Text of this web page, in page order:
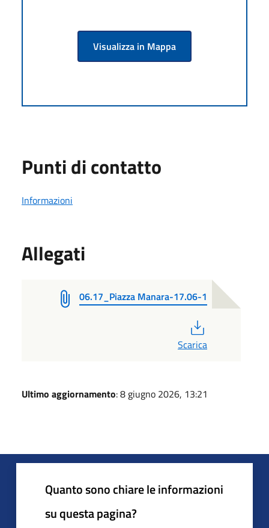
Visualizza in Mappa
Punti di contatto
Informazioni
Allegati
06.17_Piazza Manara-17.06-1
Scarica
Ultimo aggiornamento: 8 giugno 2026, 13:21
Quanto sono chiare le informazioni
su questa pagina?